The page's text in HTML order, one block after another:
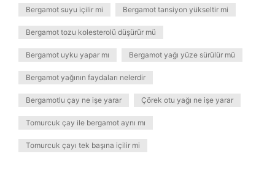
Bergamot suyu içilir mi Bergamot tansiyon yükseltir mi
Bergamot tozu kolesterolü düşürür mü
Bergamot uyku yapar mı Bergamot yağı yüze sürülür mü
Bergamot yağının faydaları nelerdir
Bergamotlu çay ne işe yarar Çörek otu yağı ne işe yarar
Tomurcuk çay ile bergamot aynı mı
Tomurcuk çayı tek başına içilir mi